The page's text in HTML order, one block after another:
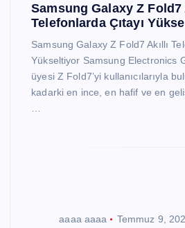
Samsung Galaxy Z Fold7
Telefonlarda Çıtayı
Samsung Galaxy Z Fold7 Akıllı
Yükseltiyor Samsung Electronics
üyesi Z Fold7’yi kullanıcılarıyla
kadarki en ince, en hafif ve en
aaaa aaaa Temmuz 9,